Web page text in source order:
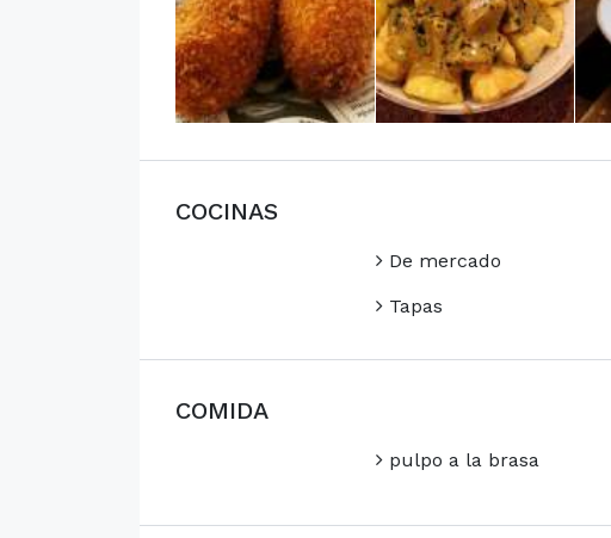
COCINAS
De mercado
Tapas
COMIDA
pulpo a la brasa